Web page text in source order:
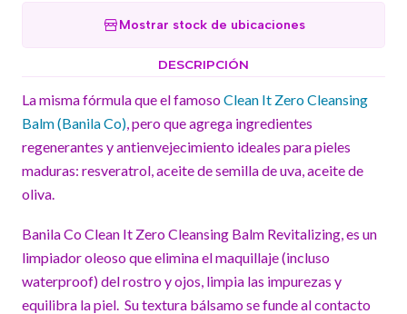
Mostrar stock de ubicaciones
DESCRIPCIÓN
La misma fórmula que el famosoClean It Zero Cleansing
Balm (Banila Co) , pero que agrega ingredientes
regenerantes y antienvejecimiento ideales para pieles
maduras: resveratrol, aceite de semilla de uva, aceite de
oliva.
Banila Co Clean It Zero Cleansing Balm Revitalizing, es un
limpiador oleoso que elimina el maquillaje (incluso
waterproof) del rostro y ojos, limpia las impurezas y
equilibra la piel. Su textura bálsamo se funde al contacto